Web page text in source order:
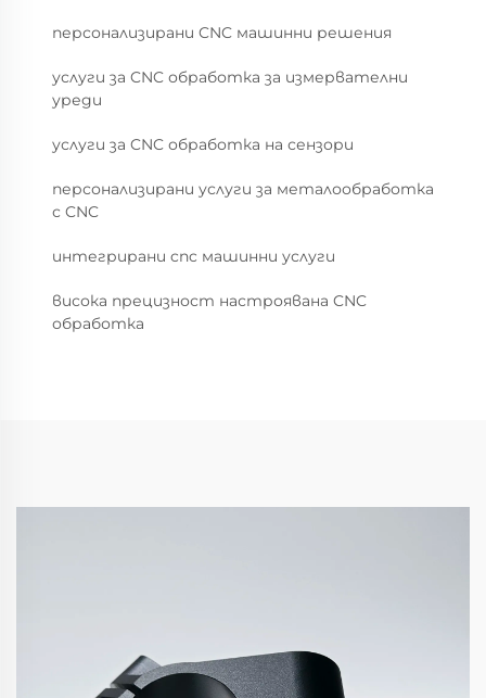
персонализирани CNC машинни решения
услуги за CNC обработка за измервателни
уреди
услуги за CNC обработка на сензори
персонализирани услуги за металообработка
с CNC
интегрирани cnc машинни услуги
висока прецизност настроявана CNC
обработка